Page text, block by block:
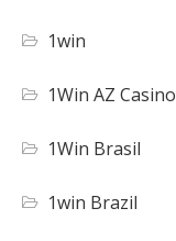
1win
1Win AZ Casino
1Win Brasil
1win Brazil